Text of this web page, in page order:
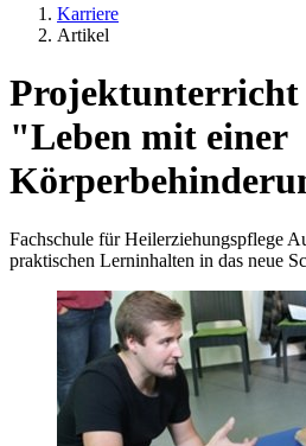
Karriere
Artikel
Projektunterricht
"Leben mit einer
Fachschule für Heilerziehungspflege
praktischen Lerninhalten in das neue